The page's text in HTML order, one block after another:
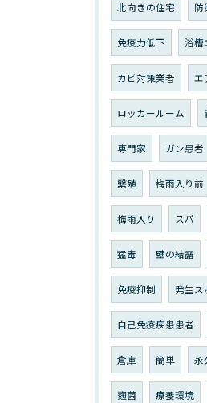
北向きの住宅 防
免疫力低下 浴槽
カビ対策業者 エ
ロッカールーム
専門家 ガン患者
繫殖 梅雨入り前
梅雨入り スパ
猛毒 壁の結露
免疫抑制 発生ス
自己免疫疾患患者
倉庫 簡単 永
麴菌 療養環境